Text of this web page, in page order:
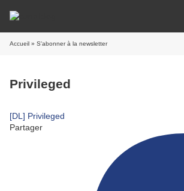
Accueil » S'abonner à la newsletter
Privileged
[DL] Privileged
Partager